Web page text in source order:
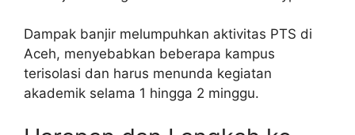
Dampak banjir melumpuhkan aktivitas PTS di
Aceh, menyebabkan beberapa kampus
terisolasi dan harus menunda kegiatan
akademik selama 1 hingga 2 minggu.